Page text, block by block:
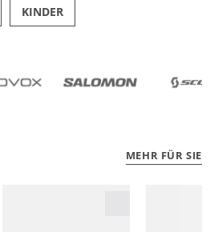
KINDER
MEHR FÜR SIE